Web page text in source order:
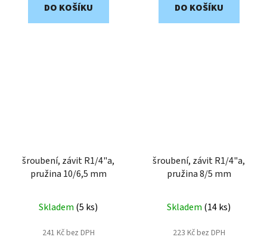
DO KOŠÍKU DO KOŠÍKU
šroubení, závit R1/4"a,
pružina 10/6,5 mm
Skladem (5 ks)
241 Kč bez DPH
šroubení, závit R1/4"a,
pružina 8/5 mm
Skladem (14 ks)
223 Kč bez DPH